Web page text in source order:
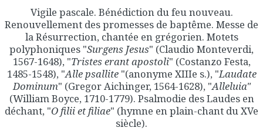
Vigile pascale. Bénédiction du feu nouveau.
Renouvellement des promesses de baptême. Messe de
la Résurrection, chantée en grégorien. Motets
polyphoniques "Surgens Jesus" (Claudio Monteverdi,
1567-1648), "Tristes erant apostoli" (Costanzo Festa,
1485-1548), "Alle psallite"(anonyme XIIIe s.), "Laudate
Dominum" (Gregor Aichinger, 1564-1628), "Alleluia"
(William Boyce, 1710-1779). Psalmodie des Laudes en
déchant, "O filii et filiae" (hymne en plain-chant du XVe
siècle).